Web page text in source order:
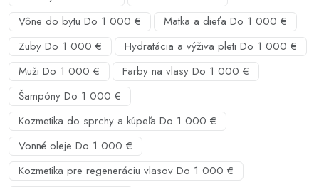
Vône do bytu Do 1 000 €
Matka a dieťa Do 1 000 €
Zuby Do 1 000 €
Hydratácia a výživa pleti Do 1 000 €
Muži Do 1 000 €
Farby na vlasy Do 1 000 €
Šampóny Do 1 000 €
Kozmetika do sprchy a kúpeľa Do 1 000 €
Vonné oleje Do 1 000 €
Kozmetika pre regeneráciu vlasov Do 1 000 €